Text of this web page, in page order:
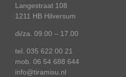
Langestraat 108
1211 HB Hilversum
di/za. 09.00 – 17.00
tel. 035 622 00 21
mob. 06 54 688 644
info@tiramisu.nl